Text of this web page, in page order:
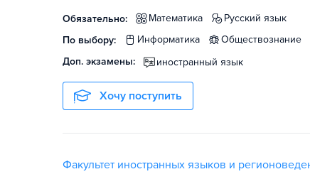
Обязательно: математика
русский язык
По выбору:
информатика обществознание
Доп. экзамены:
иностранный язык
Хочу поступить
Факультет иностранных языков и